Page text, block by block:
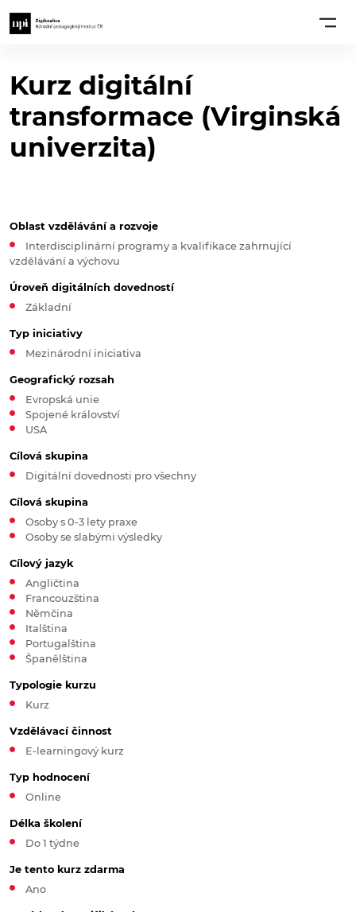
Kurz digitální
transformace (Virginská
univerzita)
Oblast vzdělávání a rozvoje
Interdisciplinární programy a kvalifikace zahrnující
vzdělávání a výchovu
Úroveň digitálních dovedností
Základní
Typ iniciativy
Mezinárodní iniciativa
Geografický rozsah
Evropská unie
Spojené království
USA
Cílová skupina
Digitální dovednosti pro všechny
Cílová skupina
Osoby s 0-3 lety praxe
Osoby se slabými výsledky
Cílový jazyk
Angličtina
Francouzština
Němčina
Italština
Portugalština
Španělština
Typologie kurzu
Kurz
Vzdělávací činnost
E-learningový kurz
Typ hodnocení
Online
Délka školení
Do 1 týdne
Je tento kurz zdarma
Ano